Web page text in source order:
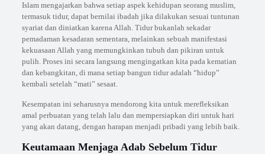
Islam mengajarkan bahwa setiap aspek kehidupan seorang muslim,
termasuk tidur, dapat bernilai ibadah jika dilakukan sesuai tuntunan
syariat dan diniatkan karena Allah. Tidur bukanlah sekadar
pemadaman kesadaran sementara, melainkan sebuah manifestasi
kekuasaan Allah yang memungkinkan tubuh dan pikiran untuk
pulih. Proses ini secara langsung mengingatkan kita pada kematian
dan kebangkitan, di mana setiap bangun tidur adalah “hidup”
kembali setelah “mati” sesaat.
Kesempatan ini seharusnya mendorong kita untuk merefleksikan
amal perbuatan yang telah lalu dan mempersiapkan diri untuk hari
yang akan datang, dengan harapan menjadi pribadi yang lebih baik.
Keutamaan Menjaga Adab Sebelum Tidur